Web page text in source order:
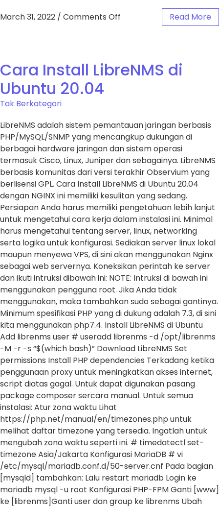
March 31, 2022 / Comments Off Read More
Cara Install LibreNMS di
Ubuntu 20.04
Tak Berkategori
LibreNMS adalah sistem pemantauan jaringan berbasis
PHP/MySQL/SNMP yang mencangkup dukungan di
berbagai hardware jaringan dan sistem operasi
termasuk Cisco, Linux, Juniper dan sebagainya. LibreNMS
berbasis komunitas dari versi terakhir Observium yang
berlisensi GPL. Cara Install LibreNMS di Ubuntu 20.04
dengan NGINX ini memiliki kesulitan yang sedang.
Persiapan Anda harus memiliki pengetahuan lebih lanjut
untuk mengetahui cara kerja dalam instalasi ini. Minimal
harus mengetahui tentang server, linux, networking
serta logika untuk konfigurasi. Sediakan server linux lokal
maupun menyewa VPS, di sini akan menggunakan Nginx
sebagai web servernya. Koneksikan perintah ke server
dan ikuti intruksi dibawah ini: NOTE: Intruksi di bawah ini
menggunakan pengguna root. Jika Anda tidak
menggunakan, maka tambahkan sudo sebagai gantinya.
Minimum spesifikasi PHP yang di dukung adalah 7.3, di sini
kita menggunakan php7.4. Install LibreNMS di Ubuntu
Add librenms user # useradd librenms -d /opt/librenms
-M -r -s “$(which bash)” Download LibreNMS Set
permissions Install PHP dependencies Terkadang ketika
penggunaan proxy untuk meningkatkan akses internet,
script diatas gagal. Untuk dapat digunakan pasang
package composer sercara manual. Untuk semua
instalasi: Atur zona waktu Lihat
https://php.net/manual/en/timezones.php untuk
melihat daftar timezone yang tersedia. Ingatlah untuk
mengubah zona waktu seperti ini. # timedatectl set-
timezone Asia/Jakarta Konfigurasi MariaDB # vi
/etc/mysql/mariadb.conf.d/50-server.cnf Pada bagian
[mysqld] tambahkan: Lalu restart mariadb Login ke
mariadb mysql -u root Konfigurasi PHP-FPM Ganti [www]
ke [librenms]Ganti user dan group ke librenms Ubah